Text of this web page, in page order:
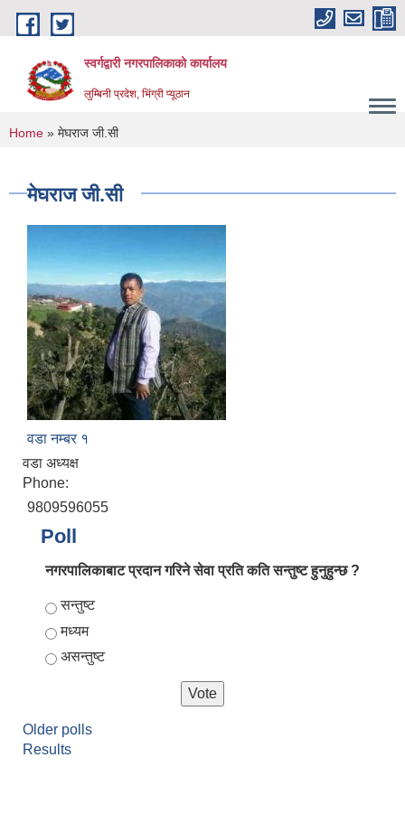
Skip to main content
स्वर्गद्वारी नगरपालिकाको कार्यालय
लुम्बिनी प्रदेश, भिंग्री प्यूठान
You are here
Home » मेघराज जी.सी
मेघराज जी.सी
वडा नम्बर १
वडा अध्यक्ष
Phone:
9809596055
Poll
नगरपालिकाबाट प्रदान गरिने सेवा प्रति कति सन्तुष्ट हुनुहुन्छ ?
Choices
सन्तुष्ट
मध्यम
असन्तुष्ट
Older polls
Results